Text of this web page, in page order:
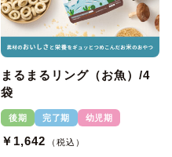
まるまるリング（お魚）/4
袋
後期 完了期 幼児期
￥1,642 （税込）